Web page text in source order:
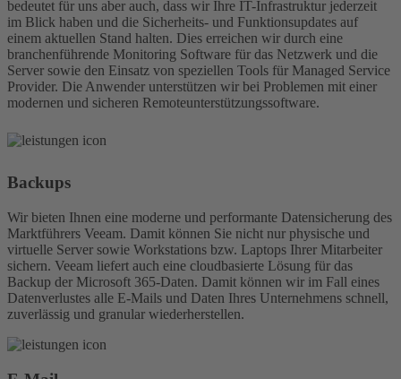
bedeutet für uns aber auch, dass wir Ihre IT-Infrastruktur jederzeit
im Blick haben und die Sicherheits- und Funktionsupdates auf
einem aktuellen Stand halten. Dies erreichen wir durch eine
branchenführende Monitoring Software für das Netzwerk und die
Server sowie den Einsatz von speziellen Tools für Managed Service
Provider. Die Anwender unterstützen wir bei Problemen mit einer
modernen und sicheren Remote­unterstützungs­software.
Backups
Wir bieten Ihnen eine moderne und performante Datensicherung des
Marktführers Veeam. Damit können Sie nicht nur physische und
virtuelle Server sowie Workstations bzw. Laptops Ihrer Mitarbeiter
sichern. Veeam liefert auch eine cloudbasierte Lösung für das
Backup der Microsoft 365-Daten. Damit können wir im Fall eines
Datenverlustes alle E-Mails und Daten Ihres Unternehmens schnell,
zuverlässig und granular wiederherstellen.